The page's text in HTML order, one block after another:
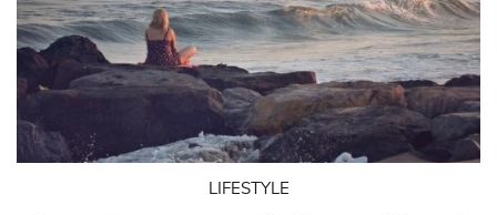
LIFESTYLE